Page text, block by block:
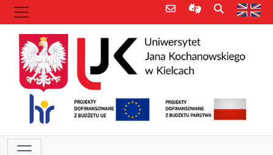
Poczta e-mailInformacje dla
Szukaj